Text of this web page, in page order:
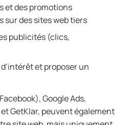
et des promotions
sur des sites web tiers
publicités (clics,
et proposer un
Google Ads,
GetKlar, peuvent également